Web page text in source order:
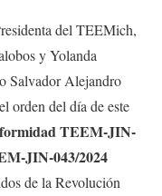
del TEEMich,
y Yolanda
Salvador Alejandro
orden del día de este
TEEM-JIN-
JIN-043/2024
de la Revolución